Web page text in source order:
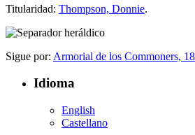
Titularidad: Thompson, Donnie.
Sigue por: Armorial de los Commoners,
Idioma
English
Castellano